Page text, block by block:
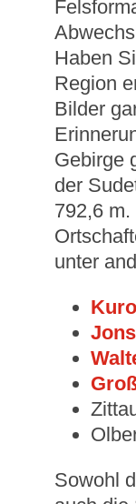
Haben
Region
Bilder
Gebirge
der
792,6
unter
Sowohl